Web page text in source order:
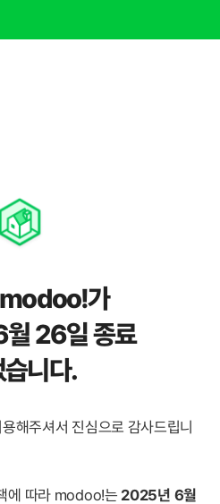
modoo!가
26일 종료
니다.
해주셔서 진심으로 감사드립니
에 따라 modoo!는 2025년 6월